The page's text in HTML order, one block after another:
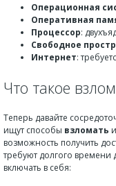
Операционная
Оперативная
Процессор:
Свободное
Интернет:
Что такое
Теперь давайте
ищут способы взломать
возможность получить
требуют долгого времени
включать в себя: